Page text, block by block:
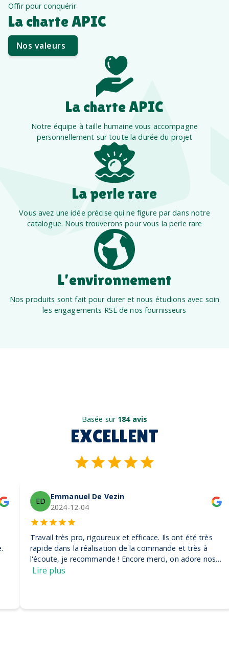
Offir pour conquérir
La charte APIC
Nos valeurs
La charte APIC
Notre équipe à taille humaine vous accompagne
personnellement sur toute la durée du projet
La perle rare
Vous avez une idée précise qui ne figure par dans notre
catalogue. Nous trouverons pour vous la perle rare
L’environnement
Nos produits sont fait pour durer et nous étudions avec soin
les engagements RSE de nos fournisseurs
Basée sur 184 avis
EXCELLENT
ED
Emmanuel De Vezin
2024-12-04
Travail très pro, rigoureux et efficace. Ils ont été très
rapide dans la réalisation de la commande et très à
l'écoute, je recommande ! Encore merci, on adore nos
casquettes
Lire plus